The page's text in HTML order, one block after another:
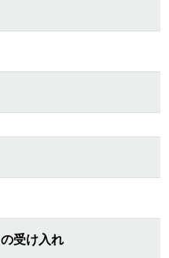
受け入れ